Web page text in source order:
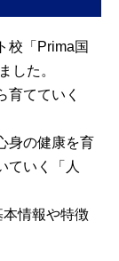
校「Prima国
した。
育てていく
身の健康を育
ていく「人
情報や特徴